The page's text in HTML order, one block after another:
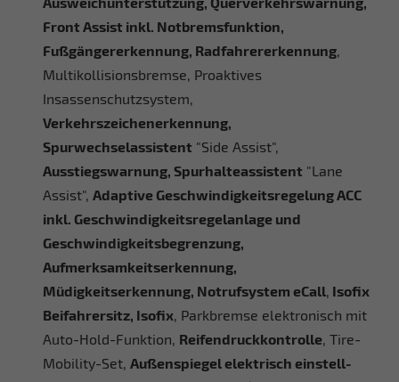
Front Assist inkl. Notbremsfunktion,
Fußgängererkennung, Radfahrererkennung
Multikollisionsbremse, Proaktives
Insassenschutzsystem,
Verkehrszeichenerkennung,
Spurwechselassistent "Side Assist",
Ausstiegswarnung, Spurhalteassistent "Lane
Assist", Adaptive Geschwindigkeitsregelung ACC
inkl. Geschwindigkeitsregelanlage und
Geschwindigkeitsbegrenzung,
Aufmerksamkeitserkennung,
Müdigkeitserkennung, Notrufsystem eCall Isofix
Beifahrersitz, Isofix , Parkbremse elektronisch mit
Auto-Hold-Funktion, Reifendruckkontrolle , Tire-
Mobility-Set, Außenspiegel elektrisch einstell-